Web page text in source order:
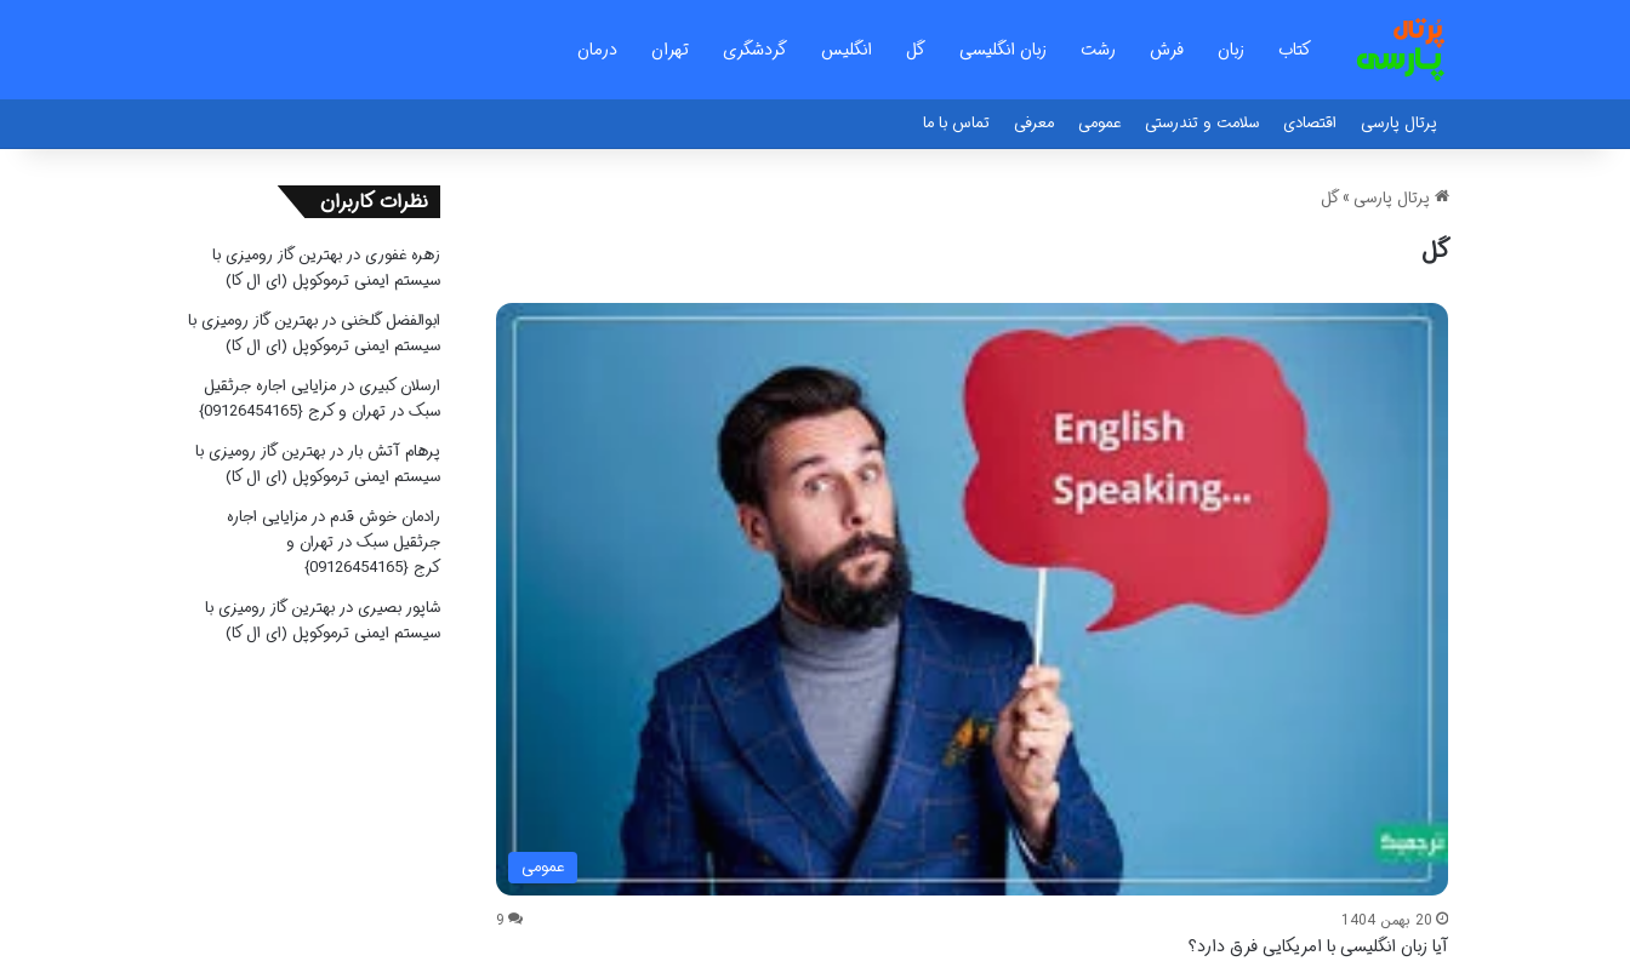
کتاب زبان فرش رشت زبان انگلیسی گل انگلیس گردشگری تهران درمان
پرتال پارسی اقتصادی سلامت و تندرستی عمومی معرفی تماس با ما
پرتال پارسی » گل
گل
عمومی
20 بهمن 1404 9
آیا زبان انگلیسی با امریکایی فرق دارد؟
نظرات کاربران
زهره غفوریدر بهترین گاز رومیزی با
سیستم ایمنی ترموکوپل (ای ال کا)
ابوالفضل گلخنیدر بهترین گاز رومیزی با
سیستم ایمنی ترموکوپل (ای ال کا)
ارسلان کبیریدر مزایایی اجاره جرثقیل
سبک در تهران و کرج {09126454165}
پرهام آتش بار در بهترین گاز رومیزی با
سیستم ایمنی ترموکوپل (ای ال کا)
رادمان خوش قدمدر مزایایی اجاره
جرثقیل سبک در تهران و
کرج {09126454165}
شاپور بصیریدر بهترین گاز رومیزی با
سیستم ایمنی ترموکوپل (ای ال کا)